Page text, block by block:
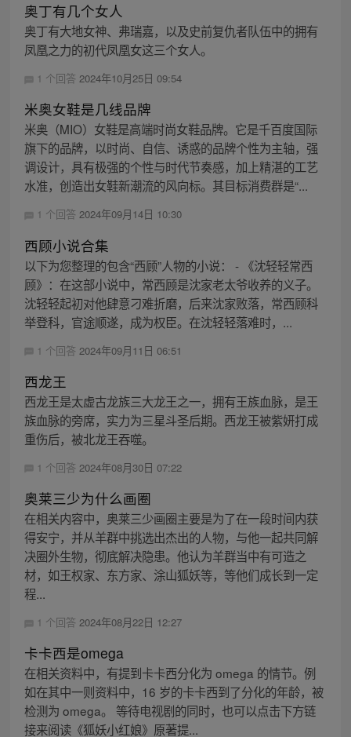
奥丁有几个女人
奥丁有大地女神、弗瑞嘉，以及史前复仇者队伍中的拥有
凤凰之力的初代凤凰女这三个女人。
1 个回答 2024年10月25日 09:54
米奥女鞋是几线品牌
米奥（MIO）女鞋是高端时尚女鞋品牌。它是千百度国际
旗下的品牌，以时尚、自信、诱惑的品牌个性为主轴，强
调设计，具有极强的个性与时代节奏感，加上精湛的工艺
水准，创造出女鞋新潮流的风向标。其目标消费群是“...
1 个回答 2024年09月14日 10:30
西顾小说合集
以下为您整理的包含“西顾”人物的小说： - 《沈轻轻常西
顾》：在这部小说中，常西顾是沈家老太爷收养的义子。
沈轻轻起初对他肆意刁难折磨，后来沈家败落，常西顾科
举登科，官途顺遂，成为权臣。在沈轻轻落难时，...
1 个回答 2024年09月11日 06:51
西龙王
西龙王是太虚古龙族三大龙王之一，拥有王族血脉，是王
族血脉的旁席，实力为三星斗圣后期。西龙王被紫妍打成
重伤后，被北龙王吞噬。
1 个回答 2024年08月30日 07:22
奥莱三少为什么画圈
在相关内容中，奥莱三少画圈主要是为了在一段时间内获
得安宁，并从羊群中挑选出杰出的人物，与他一起共同解
决圈外生物，彻底解决隐患。他认为羊群当中有可造之
材，如王权家、东方家、涂山狐妖等，等他们成长到一定
程...
1 个回答 2024年08月22日 12:27
卡卡西是omega
在相关资料中，有提到卡卡西分化为 omega 的情节。例
如在其中一则资料中，16 岁的卡卡西到了分化的年龄，被
检测为 omega。 等待电视剧的同时，也可以点击下方链
接来阅读《狐妖小红娘》原著提...